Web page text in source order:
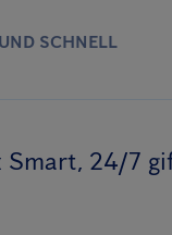
SCHNELL
Smart, 24/7